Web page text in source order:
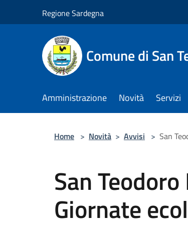
Regione Sardegna
Comune di San
Amministrazione Novità Servizi
Home > Novità > Avvisi > San
San
Giornate